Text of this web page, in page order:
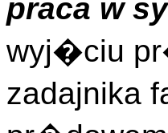
praca w
wyj�ciu
zadajnika